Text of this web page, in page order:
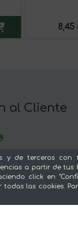
8,45
al Cliente
14:00
y de terceros
a partir de
click en
todas las cookies.